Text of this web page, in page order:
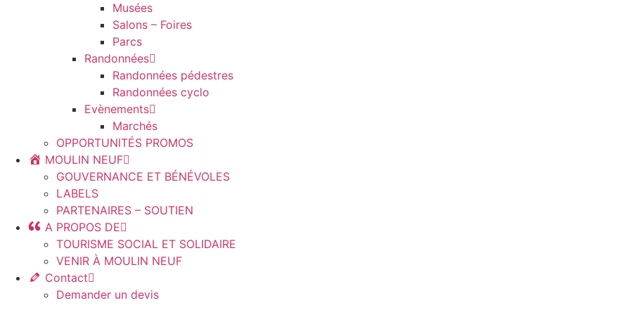
Musées
Salons – Foires
Parcs
Randonnées
Randonnées pédestres
Randonnées cyclo
Evènements
Marchés
OPPORTUNITÉS PROMOS
MOULIN NEUF
GOUVERNANCE ET BÉNÉVOLES
LABELS
PARTENAIRES – SOUTIEN
A PROPOS DE
TOURISME SOCIAL ET SOLIDAIRE
VENIR À MOULIN NEUF
Contact
Demander un devis